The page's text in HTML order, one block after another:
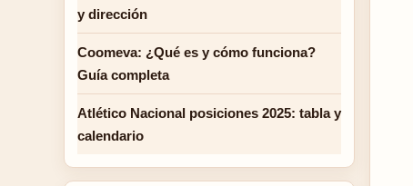
y dirección
Coomeva: ¿Qué es y cómo funciona?
Guía completa
Atlético Nacional posiciones 2025: tabla y
calendario